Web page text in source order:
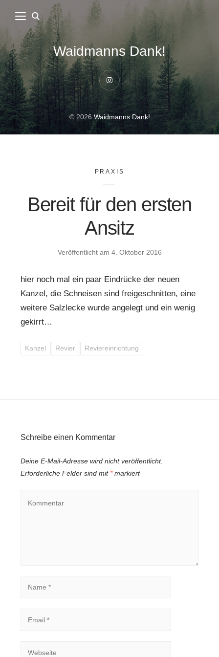
Waidmanns Dank!
Instagram
© 2026Waidmanns Dank!
PRAXIS
Bereit für den ersten
Ansitz
Veröffentlicht am 4. Oktober 2016
hier noch mal ein paar Eindrücke der neuen
Kanzel, die Schneisen sind freigeschnitten, eine
weitere Salzlecke wurde angelegt und ein wenig
gekirrt…
Kanzel Revier Reviereinrichtung
Schreibe einen Kommentar
Deine E-Mail-Adresse wird nicht veröffentlicht.
Erforderliche Felder sind mit *markiert